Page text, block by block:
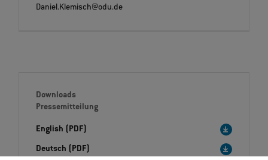
Daniel.Klemisch@odu.de
Downloads
Pressemitteilung
English (PDF)
Deutsch (PDF)